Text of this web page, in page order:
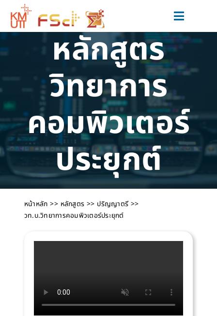
content
Toggle
สมัครเรียน
วิจัยและนวัตกรรม
ข่าวสารและกิจกรรม
สำหรับนักศึกษาปัจจุบัน
หลักสูตร
วิทยาการ
คอมพิวเตอร์
ประยุกต์
หน้าหลัก หลักสูตร
ปริญญาตรี
วท.บ.วิทยาการคอมพิวเตอร์ประยุกต์